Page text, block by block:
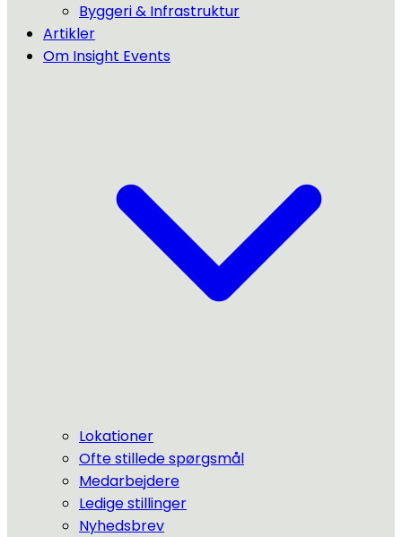
Byggeri & Infrastruktur
Artikler
Om Insight Events
Lokationer
Ofte stillede spørgsmål
Medarbejdere
Ledige stillinger
Nyhedsbrev